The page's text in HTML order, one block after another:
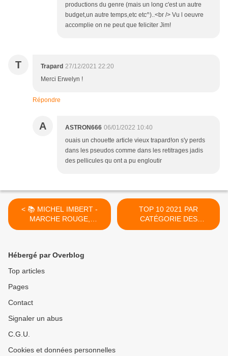
productions du genre (mais un long c'est un autre
budget,un autre temps,etc etc^)..<br /> Vu l oeuvre
accomplie on ne peut que feliciter Jim!
T Trapard 27/12/2021 22:20
Merci Erwelyn !
Répondre
A ASTRON666 06/01/2022 10:40
ouais un chouette article vieux trapard!on s'y perds
dans les pseudos comme dans les retitrages jadis
des pellicules qu ont a pu engloutir
< 📚 MICHEL IMBERT -
MARCHE ROUGE,
MONTAGNES BLANCHES
TOP 10 2021 PAR
CATÉGORIE DES
ARTICLES LES PLUS LUS
Hébergé par Overblog
Top articles
Pages
Contact
Signaler un abus
C.G.U.
Cookies et données personnelles